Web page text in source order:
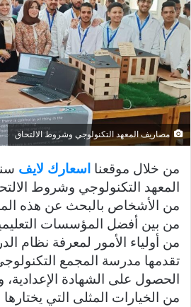
مصاريف المعهد التكنولوجي وشروط الالتحاق
من خلال موقعنا اسعارك لايف
المعهد التكنولوجي وشروط
من الأشخاص بالبحث عن هذه
من بين أفضل المؤسسات
من أولياء الأمور لمعرفة نظام
تقدمها مدرسة المجمع
الحصول على الشهادة الإعدادية،
من الخيارات المثلى التي